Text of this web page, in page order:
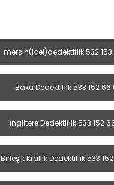
mersin(içel)dedektiflik 532 153
Bakü Dedektiflik 533 152 66
İngiltere Dedektiflik 533 152
Birleşik Krallık Dedektiflik 533